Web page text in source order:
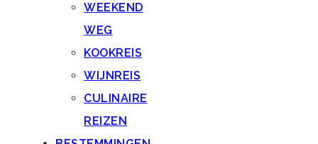
WEEKEND
WEG
KOOKREIS
WIJNREIS
CULINAIRE
REIZEN